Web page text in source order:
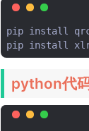
pip install
python代